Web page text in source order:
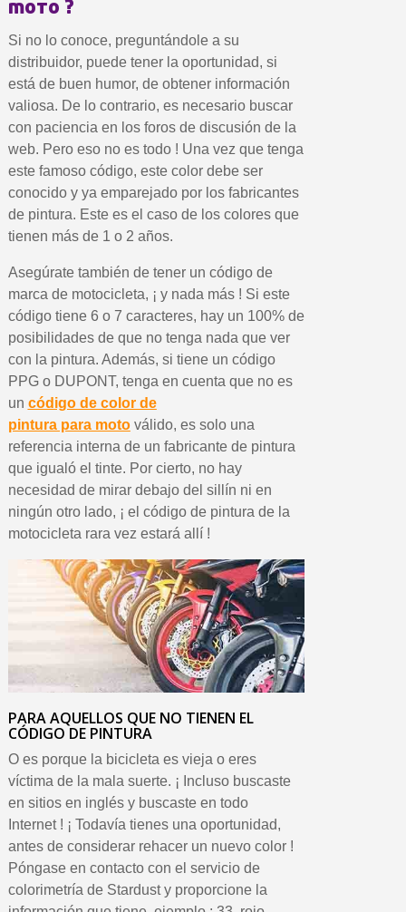
Suscríbete al
Paga en 4 plazos sin
Gana puntos de
moto ?
Si no lo conoce, preguntándole a su
distribuidor, puede tener la oportunidad, si
está de buen humor, de obtener información
valiosa. De lo contrario, es necesario buscar
con paciencia en los foros de discusión de la
web. Pero eso no es todo ! Una vez que tenga
este famoso código, este color debe ser
conocido y ya emparejado por los fabricantes
de pintura. Este es el caso de los colores que
tienen más de 1 o 2 años.
Asegúrate también de tener un código de
marca de motocicleta, ¡ y nada más ! Si este
código tiene 6 o 7 caracteres, hay un 100% de
posibilidades de que no tenga nada que ver
con la pintura. Además, si tiene un código
PPG o DUPONT, tenga en cuenta que no es
un código de color de
pintura para motoválido, es solo una
referencia interna de un fabricante de pintura
que igualó el tinte. Por cierto, no hay
necesidad de mirar debajo del sillín ni en
ningún otro lado, ¡ el código de pintura de la
motocicleta rara vez estará allí !
PARA AQUELLOS QUE NO TIENEN EL
CÓDIGO DE PINTURA
O es porque la bicicleta es vieja o eres
víctima de la mala suerte. ¡ Incluso buscaste
en sitios en inglés y buscaste en todo
Internet ! ¡ Todavía tienes una oportunidad,
antes de considerar rehacer un nuevo color !
Póngase en contacto con el servicio de
colorimetría de Stardust y proporcione la